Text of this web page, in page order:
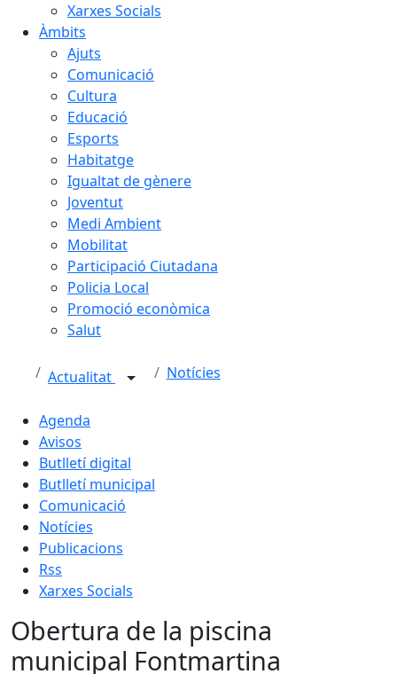
Xarxes Socials
Àmbits
Ajuts
Comunicació
Cultura
Educació
Esports
Habitatge
Igualtat de gènere
Joventut
Medi Ambient
Mobilitat
Participació Ciutadana
Policia Local
Promoció econòmica
Salut
Actualitat Notícies
Agenda
Avisos
Butlletí digital
Butlletí municipal
Comunicació
Notícies
Publicacions
Rss
Xarxes Socials
Obertura de la piscina
municipal Fontmartina